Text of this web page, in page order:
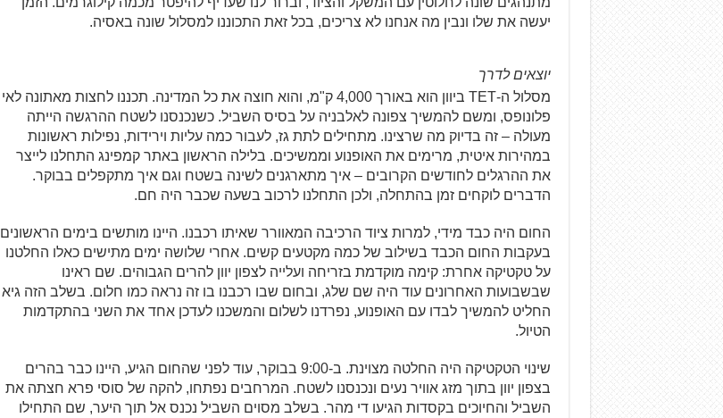
יעשה את שלו ונבין מה אנחנו לא צריכים, בכל זאת התכוננו למסלול שונה באסיה.
יוצאים לדרך
מסלול ה-TET ביוון הוא באורך 4,000 ק"מ, והוא חוצה את כל המדינה. תכננו לחצות מאתונה לאי
פלונופס, ומשם להמשיך צפונה לאלבניה על בסיס השביל. כשנכנסנו לשטח ההרגשה הייתה
מעולה – זה בדיוק מה שרצינו. מתחילים לתת גז, לעבור כמה עליות וירידות, נפילות ראשונות
במהירות איטית, מרימים את האופנוע וממשיכים. בלילה הראשון באתר קמפינג התחלנו לייצר
את ההרגלים לחודשים הקרובים – איך מתארגנים לשינה בשטח וגם איך מתקפלים בבוקר.
הדברים לוקחים זמן בהתחלה, ולכן התחלנו לרכוב בשעה שכבר היה חם.
החום היה כבד מידי, למרות ציוד הרכיבה המאוורר שאיתו רכבנו. היינו מותשים בימים הראשונים
בעקבות החום הכבד בשילוב של כמה מקטעים קשים. אחרי שלושה ימים מתישים כאלו החלטנו
על טקטיקה אחרת: קימה מוקדמת בזריחה ועלייה לצפון יוון להרים הגבוהים. שם ראינו
שבשבועות האחרונים עוד היה שם שלג, ובחום שבו רכבנו בו זה נראה כמו חלום. בשלב הזה גיא
החליט להמשיך לבדו עם האופנוע, נפרדנו לשלום והמשכנו לעדכן אחד את השני בהתקדמות
הטיול.
שינוי הטקטיקה היה החלטה מצוינת. ב-9:00 בבוקר, עוד לפני שהחום הגיע, היינו כבר בהרים
בצפון יוון בתוך מזג אוויר נעים ונכנסנו לשטח. המרחבים נפתחו, להקה של סוסי פרא חצתה את
השביל והחיוכים בקסדות הגיעו די מהר. בשלב מסוים השביל נכנס אל תוך היער, שם התחילו